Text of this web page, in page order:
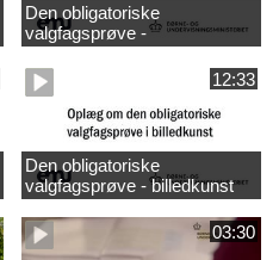
Den obligatoriske
valgfagsprøve -
madkundskab
12:33
Den obligatoriske
valgfagsprøve - billedkunst
03:30